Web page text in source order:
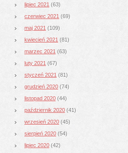
lipiec 2021 (63)
czerwiec 2021 (69)
maj 2021 (109)
kwiecień 2021 (81)
marzec 2021 (63)
luty 2021 (67)
styczeń 2021 (81)
grudzień 2020 (74)
listopad 2020 (44)
październik 2020 (41)
wrzesień 2020 (45)
sierpień 2020 (54)
lipiec 2020 (42)